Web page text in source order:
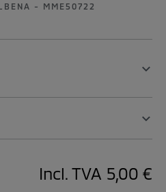
- MME50722
Incl. TVA 5,00 €